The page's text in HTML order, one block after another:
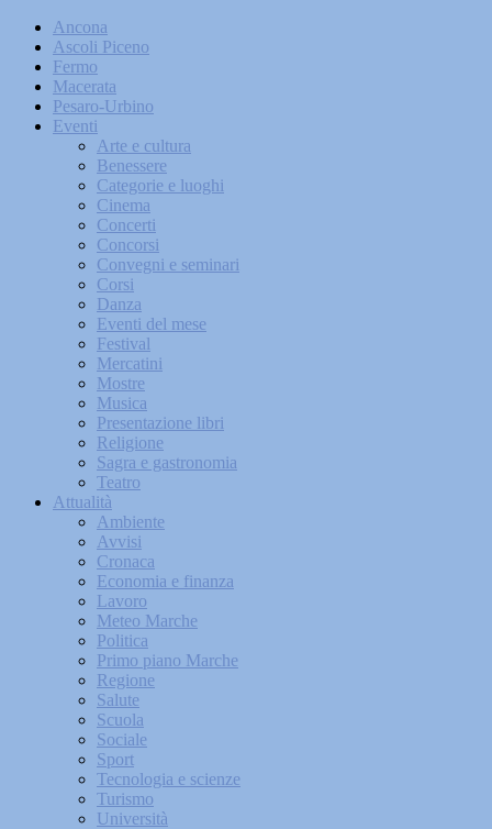
Ancona
Ascoli Piceno
Fermo
Macerata
Pesaro-Urbino
Eventi
Arte e cultura
Benessere
Categorie e luoghi
Cinema
Concerti
Concorsi
Convegni e seminari
Corsi
Danza
Eventi del mese
Festival
Mercatini
Mostre
Musica
Presentazione libri
Religione
Sagra e gastronomia
Teatro
Attualità
Ambiente
Avvisi
Cronaca
Economia e finanza
Lavoro
Meteo Marche
Politica
Primo piano Marche
Regione
Salute
Scuola
Sociale
Sport
Tecnologia e scienze
Turismo
Università